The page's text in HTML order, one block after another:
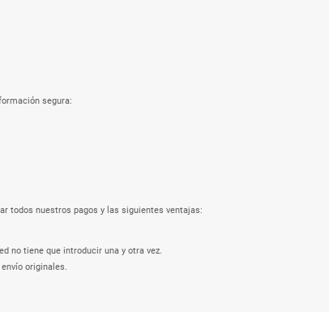
segura:
todos nuestros pagos y las siguientes ventajas:
no tiene que introducir una y otra vez.
originales.